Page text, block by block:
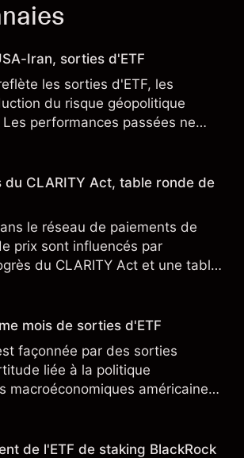
Iran, sorties d'ETF
les sorties d'ETF, les
du risque géopolitique
performances passées ne
résultats futurs.
CLARITY Act, table ronde de
le réseau de paiements de
prix sont influencés par
du CLARITY Act et une table
mois de sorties d'ETF
façonnée par des sorties
liée à la politique
macroéconomiques américaines
pas un indicateur
de l'ETF de staking BlackRock